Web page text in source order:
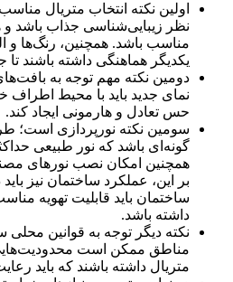
اولین نکته انتخاب متریال
نظر زیبایی‌شناسی جذاب باشد و
مناسب باشد. همچنین، رنگ‌ها و
یکدیگر هماهنگی داشته باشند تا
دومین نکته مهم توجه به
نمای جدید باید با محیط اطراف
حس تعادل و هارمونی ایجاد کند.
سومین نکته نورپردازی است؛
گونه‌ای باشد که نور طبیعی
همچنین امکان نصب نورهای
بر این، عملکرد ساختمان نیز
ساختمان باید قابلیت تهویه
داشته باشد.
نکته دیگر توجه به قوانین
مناطق ممکن است محدودیت‌هایی
متریال داشته باشند که باید